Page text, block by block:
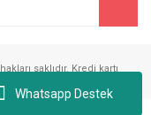
Whatsapp Destek
saklıdır. Kredi kartı